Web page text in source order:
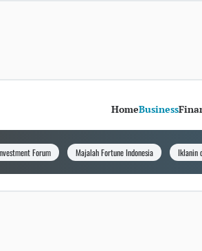
HomeBusiness
Forum Majalah Fortune Indonesia Iklanin